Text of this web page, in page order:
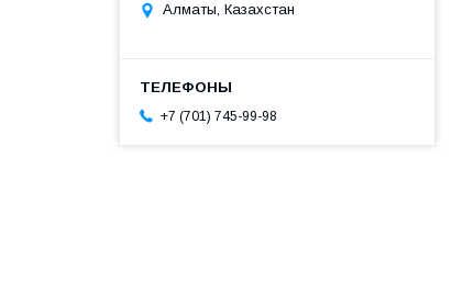
Алматы, Казахстан
+7 (701) 745-99-98